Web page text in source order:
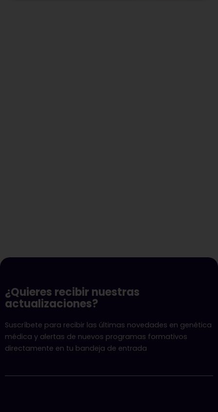
¿Quieres recibir nuestras
actualizaciones?
Suscríbete para recibir las últimas novedades en genética
médica y alertas de nuevos programas formativos
directamente en tu bandeja de entrada